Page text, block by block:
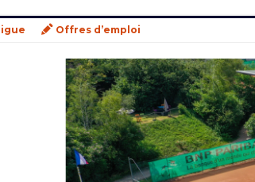
Offres d’emploi